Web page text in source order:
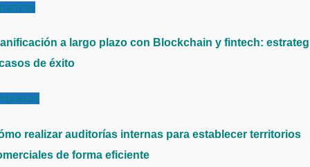
a largo plazo con Blockchain y fintech:
de éxito
realizar auditorías internas para establecer territorios
de forma eficiente